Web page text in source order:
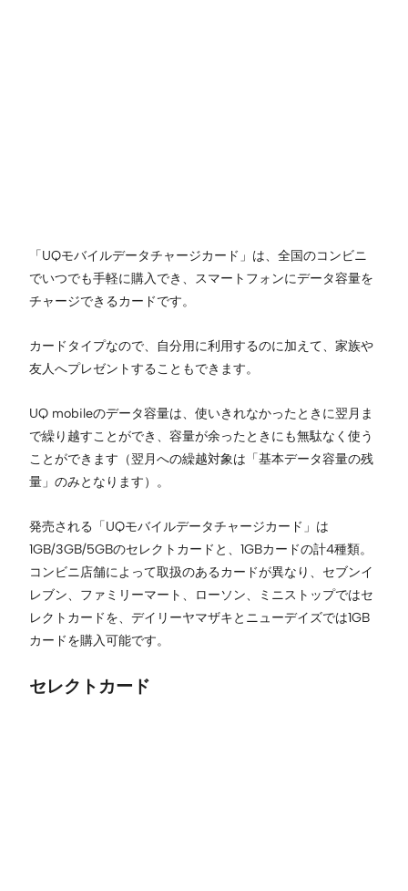
「UQモバイルデータチャージカード」は、全国のコンビニ
でいつでも手軽に購入でき、スマートフォンにデータ容量を
チャージできるカードです。
カードタイプなので、自分用に利用するのに加えて、家族や
友人へプレゼントすることもできます。
UQ mobileのデータ容量は、使いきれなかったときに翌月ま
で繰り越すことができ、容量が余ったときにも無駄なく使う
ことができます（翌月への繰越対象は「基本データ容量の残
量」のみとなります）。
発売される「UQモバイルデータチャージカード」は
1GB/3GB/5GBのセレクトカードと、1GBカードの計4種類。
コンビニ店舗によって取扱のあるカードが異なり、セブンイ
レブン、ファミリーマート、ローソン、ミニストップではセ
レクトカードを、デイリーヤマザキとニューデイズでは1GB
カードを購入可能です。
セレクトカード